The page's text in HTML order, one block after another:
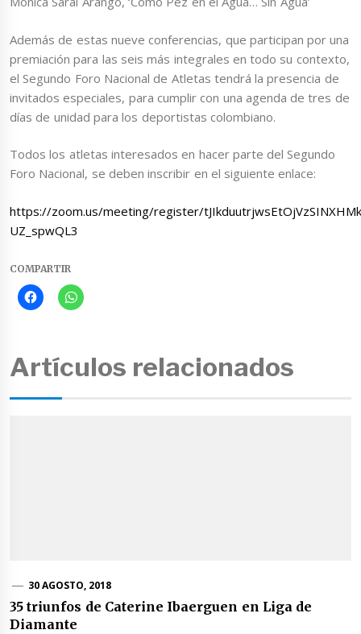
Además de estas nueve conferencias, que participan por una
premiación para las seis más integrales en todo su contexto,
el Segundo Foro Nacional de Atletas tendrá la presencia de
invitados especiales, para cumplir con una agenda de tres de
días de unidad para los deportistas colombiano.
Todos los atletas interesados en hacer parte del Segundo
Foro Nacional, se deben inscribir en el siguiente enlace:
https://zoom.us/meeting/register/
UZ_spwQL3
COMPARTIR
Artículos relacionados
30 AGOSTO, 2018
35 triunfos de Caterine Ibaerguen en Liga de
Diamante